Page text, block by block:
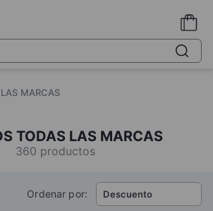
MARCAS
TODAS LAS MARCAS
360 productos
Ordenar por: Descuento